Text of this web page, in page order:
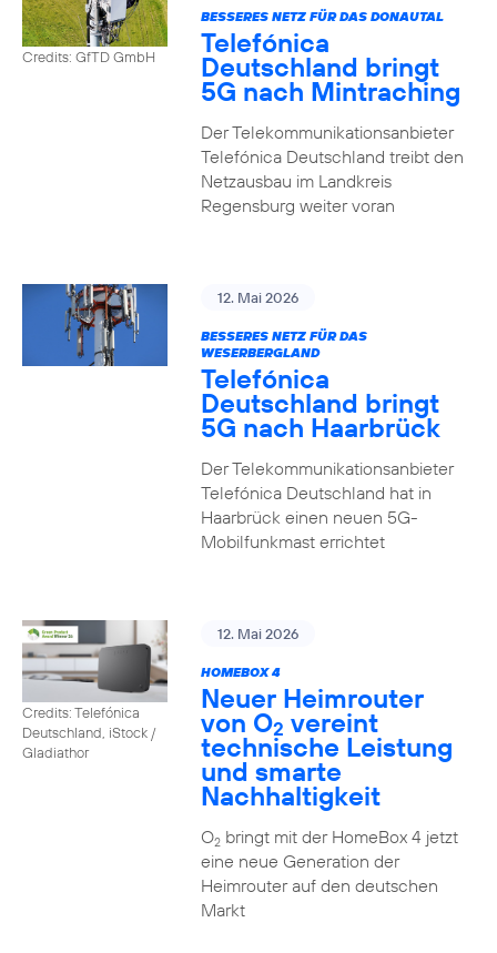
Credits: GfTD GmbH
BESSERES NETZ FÜR DAS DONAUTAL
Telefónica
Deutschland bringt
5G nach Mintraching
Der Telekommunikationsanbieter
Telefónica Deutschland treibt den
Netzausbau im Landkreis
Regensburg weiter voran
12. Mai 2026
BESSERES NETZ FÜR DAS
WESERBERGLAND
Telefónica
Deutschland bringt
5G nach Haarbrück
Der Telekommunikationsanbieter
Telefónica Deutschland hat in
Haarbrück einen neuen 5G-
Mobilfunkmast errichtet
Credits: Telefónica
Deutschland, iStock /
Gladiathor
12. Mai 2026
HOMEBOX 4
Neuer Heimrouter
von O2 vereint
technische Leistung
und smarte
Nachhaltigkeit
O2bringt mit der HomeBox 4 jetzt
eine neue Generation der
Heimrouter auf den deutschen
Markt